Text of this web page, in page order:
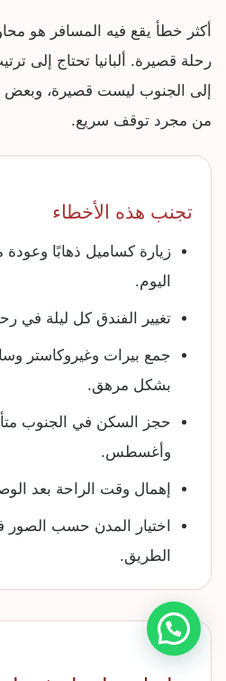
أكثر خطأ يقع فيه المسافر هو
رحلة قصيرة. ألبانيا تحتاج إلى
إلى الجنوب ليست قصيرة، وبعض
من مجرد توقف سريع.
تجنب هذه الأخطاء
زيارة كساميل ذهابًا
اليوم.
تغيير الفندق كل ليلة في
جمع بيرات وغيروكاستر
بشكل مرهق.
حجز السكن في الجنوب
وأغسطس.
إهمال وقت الراحة بعد
اختيار المدن حسب
الطريق.